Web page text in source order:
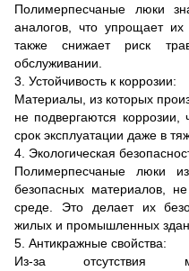
Полимерпесчаные люки
аналогов, что упрощает
также снижает риск
обслуживании.
3. Устойчивость к коррозии:
Материалы, из которых
не подвергаются коррозии,
срок эксплуатации даже в
4. Экологическая
Полимерпесчаные люки
безопасных материалов,
среде. Это делает их
жилых и промышленных
5. Антикражные свойства:
Из-за отсутствия